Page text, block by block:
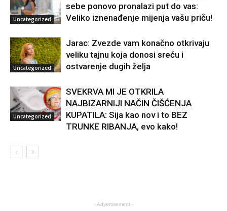
Uncategorized
sebe ponovo pronalazi put do vas:
Veliko iznenađenje mijenja vašu priču!
Uncategorized
Jarac: Zvezde vam konačno otkrivaju
veliku tajnu koja donosi sreću i
ostvarenje dugih želja
Uncategorized
SVEKRVA MI JE OTKRILA
NAJBIZARNIJI NAČIN ČIŠĆENJA
KUPATILA: Sija kao nov i to BEZ
TRUNKE RIBANJA, evo kako!
- Advertisement -